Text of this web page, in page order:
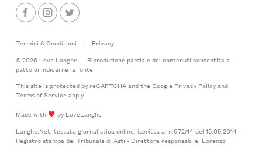
Termini & Condizioni |
Privacy
© 2026 Love Langhe — Riproduzione parziale dei contenuti consentita a
patto di indicarne la fonte
This site is protected by reCAPTCHA and the Google Privacy Policyand
Terms of Serviceapply
Made with
by LoveLanghe
Langhe.Net, testata giornalistica online, iscritta al n.672/14 del 15.05.2014 -
Registro stampa del Tribunale di Asti - Direttore responsabile: Lorenzo